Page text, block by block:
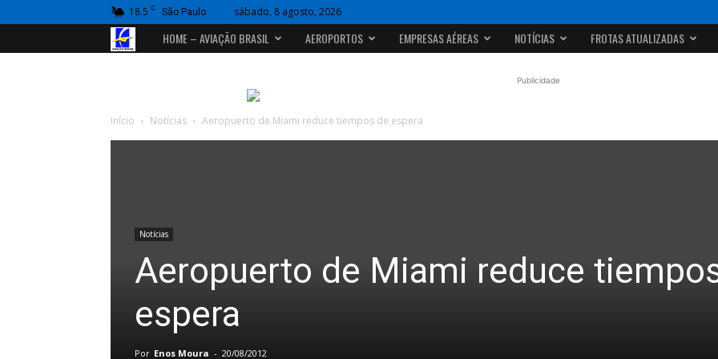
18.5 C São Paulo sábado, 8 agosto, 2026
Portal
HOME – AVIAÇÃO BRASIL AEROPORTOS EMPRESAS AÉREAS NOTÍCIAS FROTAS ATUALIZADAS
Publicidade
Início Notícias Aeropuerto de Miami reduce tiempos de espera
Notícias
Aeropuerto de Miami reduce
espera
Por Enos Moura - 20/08/2012